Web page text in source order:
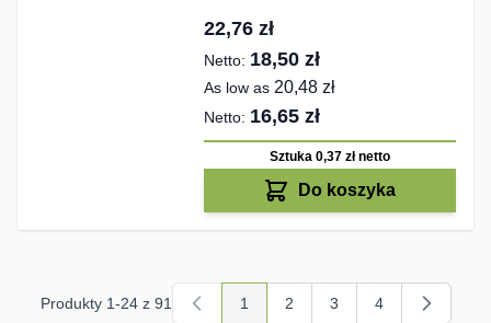
22,76 zł
18,50 zł
As low as 20,48 zł
16,65 zł
Sztuka 0,37 złnetto
Do koszyka
Produkty 1-24z 91
Aktualnie czytasz stronę
1
Strona
2
Strona
3
Strona
4